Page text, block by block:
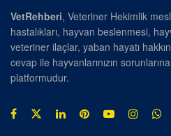
VetRehberi, Veteriner Hekimlik
hastalıkları, hayvan beslenmesi,
veteriner ilaçlar, yaban hayatı
cevap ile hayvanlarınızın
platformudur.